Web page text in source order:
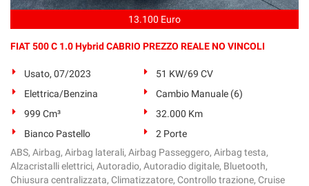
13.100 Euro
FIAT 500 C 1.0 Hybrid CABRIO PREZZO REALE NO VINCOLI
Usato, 07/2023
51 KW/69 CV
Elettrica/Benzina
Cambio Manuale (6)
999 Cm³
32.000 Km
Bianco Pastello
2 Porte
ABS, Airbag, Airbag laterali, Airbag Passeggero, Airbag testa,
Alzacristalli elettrici, Autoradio, Autoradio digitale, Bluetooth,
Chiusura centralizzata, Climatizzatore, Controllo trazione, Cruise